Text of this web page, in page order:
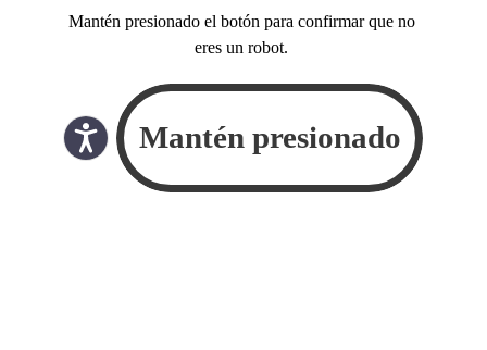
Mantén presionado el botón para confirmar que no
eres un robot.